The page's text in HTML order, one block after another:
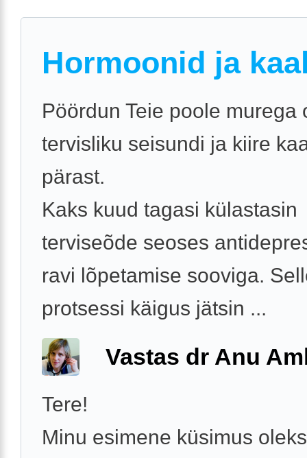
Hormoonid ja
Pöördun Teie poole murega
tervisliku seisundi ja kiire
pärast.
Kaks kuud tagasi külastasin
terviseõde seoses
ravi lõpetamise sooviga.
protsessi käigus jätsin ...
Vastas dr Anu
Tere!
Minu esimene küsimus